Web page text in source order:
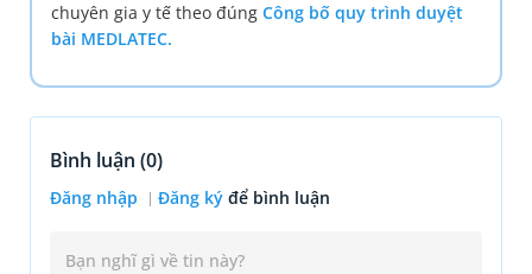
chuyên gia y tế theo đúng Công bố quy trình duyệt
bài MEDLATEC.
Bình luận (0)
Đăng nhập Đăng ký để bình luận